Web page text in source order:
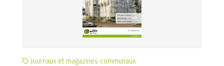
Journaux et magazines communaux